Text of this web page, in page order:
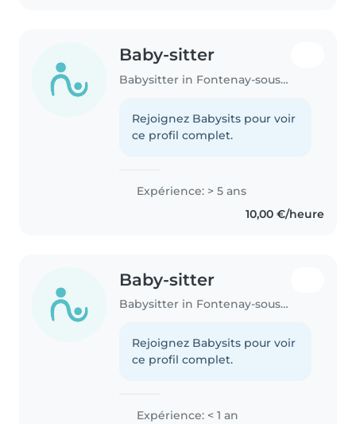
Baby-sitter
Babysitter in Fontenay-sous-Bois
Rejoignez Babysits pour voir
ce profil complet.
Expérience: > 5 ans
10,00 €/heure
Baby-sitter
Babysitter in Fontenay-sous-Bois
Rejoignez Babysits pour voir
ce profil complet.
Expérience: < 1 an